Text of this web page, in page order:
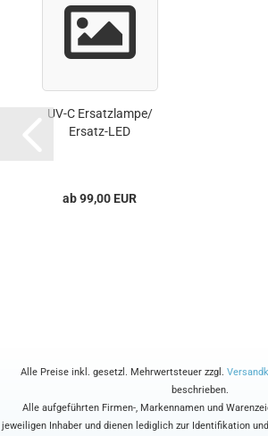
UV-C Ersatzlampe/
Ersatz-LED
ab 99,00 EUR
Alle Preise inkl. gesetzl. Mehrwertsteuer zzgl.
beschrieben.
Alle aufgeführten Firmen-, Markennamen und
jeweiligen Inhaber und dienen lediglich zur Identifikation